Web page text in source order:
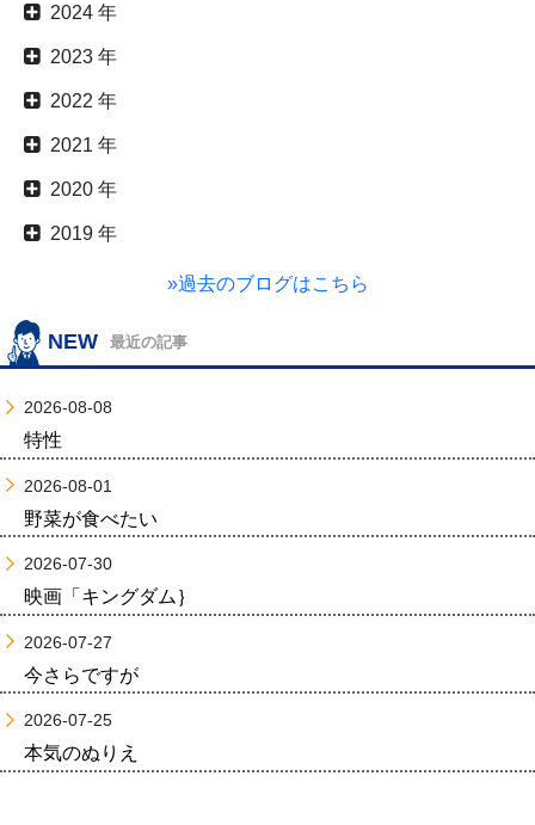
2024 年
2023 年
2022 年
2021 年
2020 年
2019 年
»過去のブログはこちら
NEW 最近の記事
2026-08-08
特性
2026-08-01
野菜が食べたい
2026-07-30
映画「キングダム｝
2026-07-27
今さらですが
2026-07-25
本気のぬりえ